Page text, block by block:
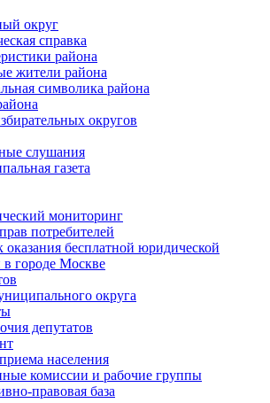
округ
справка
района
жители района
символика района
округов
слушания
газета
мониторинг
потребителей
оказания бесплатной юридической
городе Москве
округа
депутатов
населения
комиссии и рабочие группы
правовая база